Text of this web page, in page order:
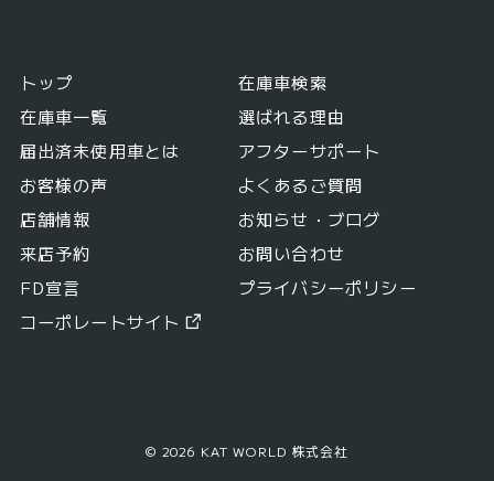
トップ
在庫車検索
在庫車一覧
選ばれる理由
届出済未使用車とは
アフターサポート
お客様の声
よくあるご質問
店舗情報
お知らせ・ブログ
来店予約
お問い合わせ
FD宣言
プライバシーポリシー
コーポレートサイト
© 2026 KAT WORLD 株式会社